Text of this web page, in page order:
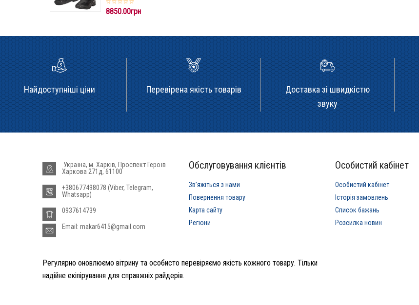
8850.00грн
Найдоступніші ціни Перевірена якість товарів
Доставка зі швидкістю
звуку
Україна, м. Харків, Проспект Героїв
Харкова 271д, 61100
+380677498078 (Viber, Telegram,
Whatsapp)
0937614739
Email: makar6415@gmail.com
Обслуговування клієнтів
Звʼяжіться з нами
Повернення товару
Карта сайту
Регіони
Особистий кабінет
Особистий кабінет
Історія замовлень
Список бажань
Розсилка новин
Регулярно оновлюємо вітрину та особисто перевіряємо якість кожного товару. Тільки
надійне екіпірування для справжніх райдерів.